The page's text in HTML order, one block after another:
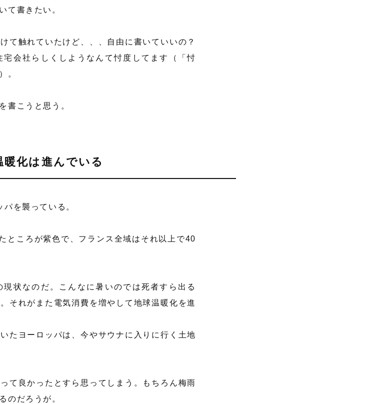
て書きたい。
て触れていたけど、、、自由に書いていいの？
会社らしくしようなんて忖度してます（「忖
。
書こうと思う。
暖化は進んでいる
を襲っている。
ところが紫色で、フランス全域はそれ以上で40
状なのだ。こんなに暑いのでは死者すら出る
それがまた電気消費を増やして地球温暖化を進
たヨーロッパは、今やサウナに入りに行く土地
て良かったとすら思ってしまう。もちろん梅雨
のだろうが。